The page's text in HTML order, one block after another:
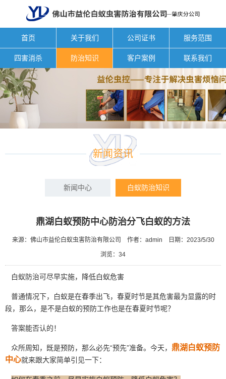
首页 关于我们 公司证书 服务范围
四害消杀 防治知识 客户案例 联系我们
新闻资讯
新闻中心 白蚁防治知识
鼎湖白蚁预防中心防治分飞白蚁的方法
来源：佛山市益伦白蚁虫害防治有限公司 作者：admin 日期：2023/5/30
浏览： 34
白蚁防治可尽早实施，降低白蚁危害
普通情况下，白蚁是在春季出飞，春夏时节是其危害最为显露的时
段，那么，是不是白蚁的预防工作也是在春夏时节呢？
答案能否认的！
众所周知，既是预防，那么必先“预先”准备。今天， 鼎湖白蚁预防
中心就来跟大家简单引见一下：